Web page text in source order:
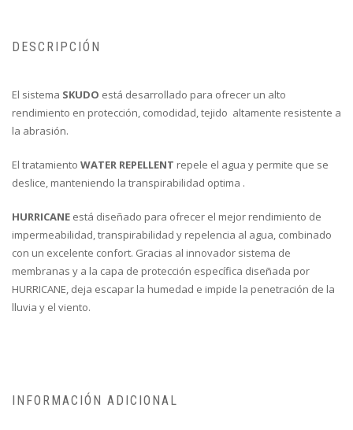
DESCRIPCIÓN
El sistema SKUDO está desarrollado para ofrecer un alto
rendimiento en protección, comodidad, tejido altamente resistente a
la abrasión.
El tratamiento WATER REPELLENT repele el agua y permite que se
deslice, manteniendo la transpirabilidad optima .
HURRICANE está diseñado para ofrecer el mejor rendimiento de
impermeabilidad, transpirabilidad y repelencia al agua, combinado
con un excelente confort. Gracias al innovador sistema de
membranas y a la capa de protección específica diseñada por
HURRICANE, deja escapar la humedad e impide la penetración de la
lluvia y el viento.
INFORMACIÓN ADICIONAL